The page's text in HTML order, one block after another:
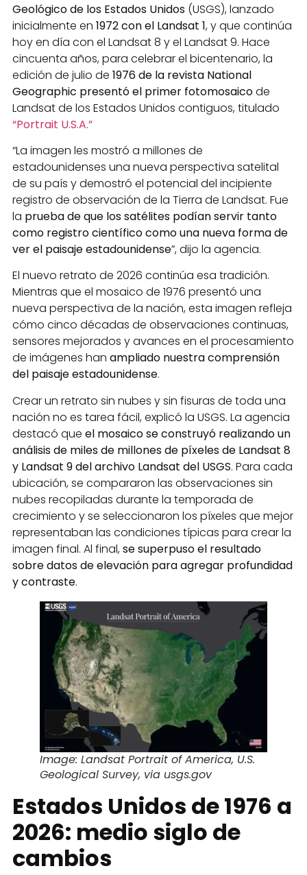
Geológico de los Estados Unidos (USGS), lanzado
inicialmente en 1972 con el Landsat 1, y que continúa
hoy en día con el Landsat 8 y el Landsat 9. Hace
cincuenta años, para celebrar el bicentenario, la
edición de julio de 1976 de la revista National
Geographic presentó el primer fotomosaicode
Landsat de los Estados Unidos contiguos, titulado
“Portrait U.S.A.”
“La imagen les mostró a millones de
estadounidenses una nueva perspectiva satelital
de su país y demostró el potencial del incipiente
registro de observación de la Tierra de Landsat. Fue
la prueba de que los satélites podían servir tanto
como registro científico como una nueva forma de
ver el paisaje estadounidense”, dijo la agencia.
El nuevo retrato de 2026 continúa esa tradición.
Mientras que el mosaico de 1976 presentó una
nueva perspectiva de la nación, esta imagen refleja
cómo cinco décadas de observaciones continuas,
sensores mejorados y avances en el procesamiento
de imágenes han ampliado nuestra comprensión
del paisaje estadounidense.
Crear un retrato sin nubes y sin fisuras de toda una
nación no es tarea fácil, explicó la USGS. La agencia
destacó que el mosaico se construyó realizando un
análisis de miles de millones de píxeles de Landsat 8
y Landsat 9 del archivo Landsat del USGS. Para cada
ubicación, se compararon las observaciones sin
nubes recopiladas durante la temporada de
crecimiento y se seleccionaron los píxeles que mejor
representaban las condiciones típicas para crear la
imagen final. Al final,se superpuso el resultado
sobre datos de elevación para agregar profundidad
y contraste.
Image: Landsat Portrait of America, U.S.
Geological Survey, via usgs.gov
Estados Unidos de 1976 a
2026: medio siglo de
cambios